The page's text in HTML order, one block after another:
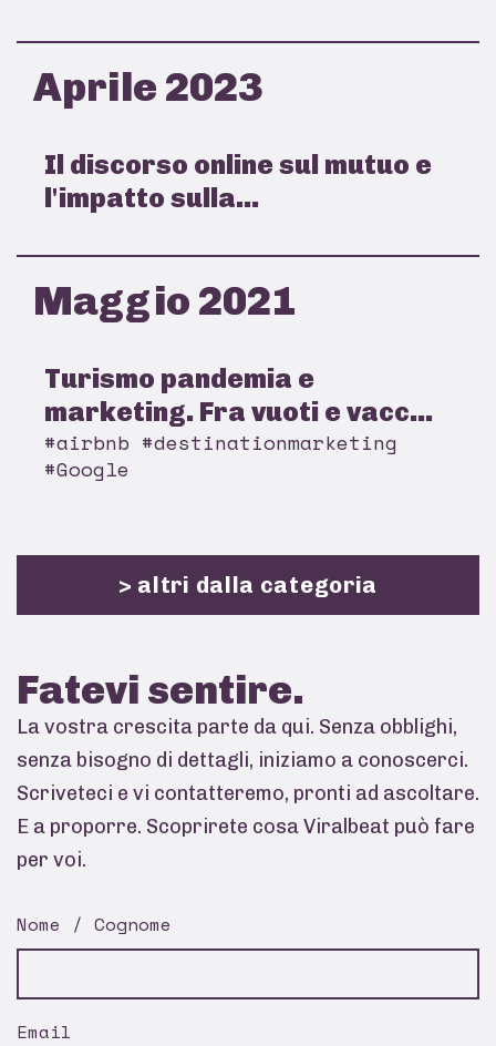
Aprile 2023
Il discorso online sul mutuo e
l'impatto sulla...
Maggio 2021
Turismo pandemia e
marketing. Fra vuoti e vacc...
#airbnb #destinationmarketing
#Google
> altri dalla categoria
Fatevi sentire.
La vostra crescita parte da qui. Senza obblighi,
senza bisogno di dettagli, iniziamo a conoscerci.
Scriveteci e vi contatteremo, pronti ad ascoltare.
E a proporre. Scoprirete cosa Viralbeat può fare
per voi.
Nome / Cognome
Email